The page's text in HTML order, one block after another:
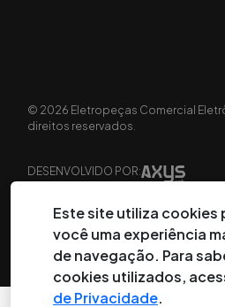
© 2026 Eletropeças Comercial
direitos reservados.
DESENVOLVIDO POR:
Este site utiliza cookies
você uma experiência
de navegação. Para
cookies utilizados,
de Privacidade.